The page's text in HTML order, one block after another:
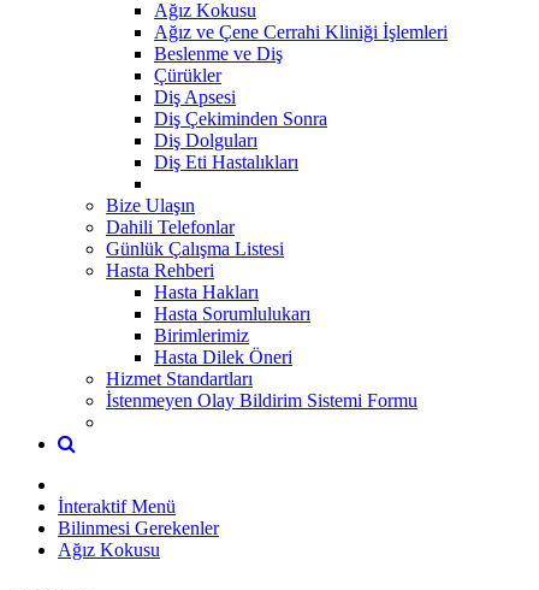
Ağız Kokusu
Ağız ve Çene Cerrahi Kliniği İşlemleri
Beslenme ve Diş
Çürükler
Diş Apsesi
Diş Çekiminden Sonra
Diş Dolguları
Diş Eti Hastalıkları
Bize Ulaşın
Dahili Telefonlar
Günlük Çalışma Listesi
Hasta Rehberi
Hasta Hakları
Hasta Sorumlulukarı
Birimlerimiz
Hasta Dilek Öneri
Hizmet Standartları
İstenmeyen Olay Bildirim Sistemi Formu
İnteraktif Menü
Bilinmesi Gerekenler
Ağız Kokusu